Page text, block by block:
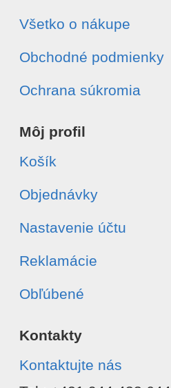
Všetko o nákupe
Obchodné podmienky
Ochrana súkromia
Môj profil
Košík
Objednávky
Nastavenie účtu
Reklamácie
Obľúbené
Kontakty
Kontaktujte nás